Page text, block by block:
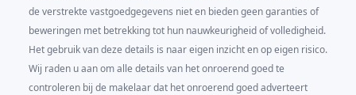
de verstrekte vastgoedgegevens niet en bieden geen garanties of
beweringen met betrekking tot hun nauwkeurigheid of volledigheid.
Het gebruik van deze details is naar eigen inzicht en op eigen risico.
Wij raden u aan om alle details van het onroerend goed te
controleren bij de makelaar dat het onroerend goed adverteert